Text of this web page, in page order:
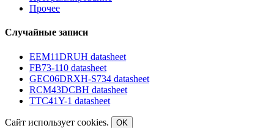
Прочее
Случайные записи
EEM11DRUH datasheet
FB73-110 datasheet
GEC06DRXH-S734 datasheet
RCM43DCBH datasheet
TTC41Y-1 datasheet
Сайт использует cookies.
OK